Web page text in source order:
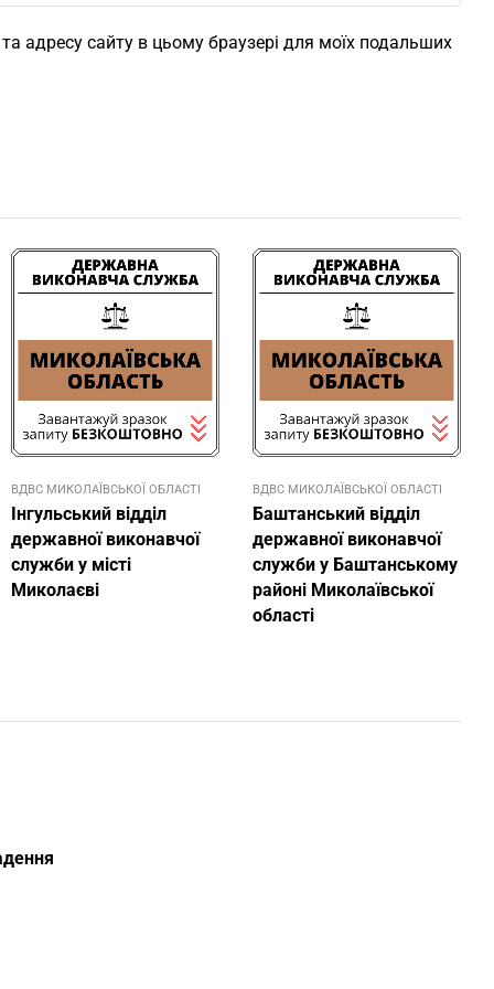
адресу сайту в цьому браузері для моїх подальших
ВДВС МИКОЛАЇВСЬКОЇ ОБЛАСТІ
Інгульський відділ
державної виконавчої
служби у місті
Миколаєві
ВДВС МИКОЛАЇВСЬКОЇ ОБЛАСТІ
Баштанський відділ
державної виконавчої
служби у Баштанському
районі Миколаївської
області